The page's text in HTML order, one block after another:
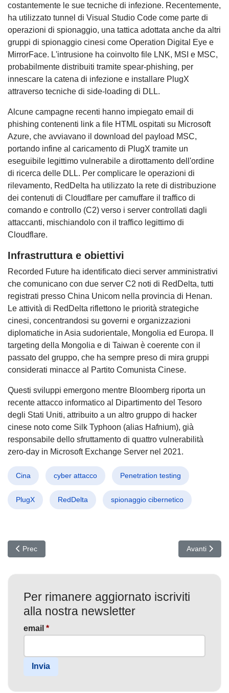
costantemente le sue tecniche di infezione. Recentemente,
ha utilizzato tunnel di Visual Studio Code come parte di
operazioni di spionaggio, una tattica adottata anche da altri
gruppi di spionaggio cinesi come Operation Digital Eye e
MirrorFace. L'intrusione ha coinvolto file LNK, MSI e MSC,
probabilmente distribuiti tramite spear-phishing, per
innescare la catena di infezione e installare PlugX
attraverso tecniche di side-loading di DLL.
Alcune campagne recenti hanno impiegato email di
phishing contenenti link a file HTML ospitati su Microsoft
Azure, che avviavano il download del payload MSC,
portando infine al caricamento di PlugX tramite un
eseguibile legittimo vulnerabile a dirottamento dell'ordine
di ricerca delle DLL. Per complicare le operazioni di
rilevamento, RedDelta ha utilizzato la rete di distribuzione
dei contenuti di Cloudflare per camuffare il traffico di
comando e controllo (C2) verso i server controllati dagli
attaccanti, mischiandolo con il traffico legittimo di
Cloudflare.
Infrastruttura e obiettivi
Recorded Future ha identificato dieci server amministrativi
che comunicano con due server C2 noti di RedDelta, tutti
registrati presso China Unicom nella provincia di Henan.
Le attività di RedDelta riflettono le priorità strategiche
cinesi, concentrandosi su governi e organizzazioni
diplomatiche in Asia sudorientale, Mongolia ed Europa. Il
targeting della Mongolia e di Taiwan è coerente con il
passato del gruppo, che ha sempre preso di mira gruppi
considerati minacce al Partito Comunista Cinese.
Questi sviluppi emergono mentre Bloomberg riporta un
recente attacco informatico al Dipartimento del Tesoro
degli Stati Uniti, attribuito a un altro gruppo di hacker
cinese noto come Silk Typhoon (alias Hafnium), già
responsabile dello sfruttamento di quattro vulnerabilità
zero-day in Microsoft Exchange Server nel 2021.
Cina cyber attacco Penetration testing
PlugX RedDelta spionaggio cibernetico
Articolo precedente: FunkSec: L'Intelligenza Artificiale Potenzia
Prec Articolo
Avanti
Per rimanere aggiornato iscriviti
alla nostra newsletter
email *
Invia